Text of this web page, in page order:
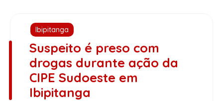
Ibipitanga
Suspeito é preso com
drogas durante ação da
CIPE Sudoeste em
Ibipitanga